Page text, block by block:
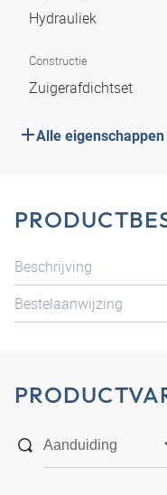
Hydrauliek
Constructie
Zuigerafdichtset
Alle eigenschappen
Beschrijving
Bestelaanwijzing